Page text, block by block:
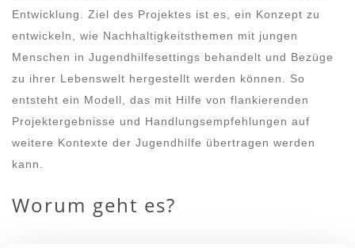
Entwicklung. Ziel des Projektes ist es, ein Konzept zu
entwickeln, wie Nachhaltigkeitsthemen mit jungen
Menschen in Jugendhilfesettings behandelt und Bezüge
zu ihrer Lebenswelt hergestellt werden können. So
entsteht ein Modell, das mit Hilfe von flankierenden
Projektergebnisse und Handlungsempfehlungen auf
weitere Kontexte der Jugendhilfe übertragen werden
kann.
Worum geht es?